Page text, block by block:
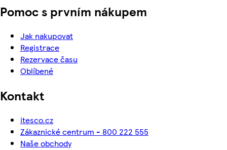
Pomoc s prvním nákupem
Jak nakupovat
Registrace
Rezervace času
Oblíbené
Kontakt
itesco.cz
Zákaznické centrum - 800 222 555
Naše obchody